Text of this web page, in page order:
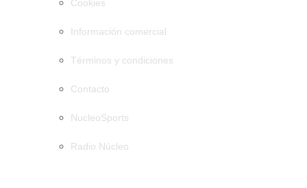
Cookies
Información comercial
Términos y condiciones
Contacto
NucleoSports
Radio Núcleo